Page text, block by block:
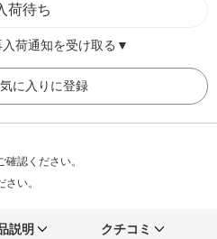
荷待ち
荷通知を受け取る▼
に入りに登録
確認ください。
さい。
説明 クチコミ